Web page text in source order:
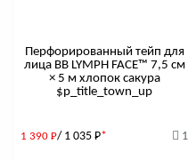
Перфорированный тейп для
лица BB LYMPH FACE™ 7,5 см
× 5 м хлопок сакура
$р_title_town_up
1 390 Р/ 1 035 Р* 1